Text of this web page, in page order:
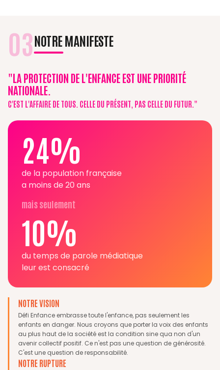
03NOTRE MANIFESTE
"LA PROTECTION DE L'ENFANCE EST UNE PRIORITÉ
NATIONALE.
C'EST L'AFFAIRE DE TOUS. CELLE DU PRÉSENT, PAS CELLE DU FUTUR."
24%
de la population française
a moins de 20 ans
mais seulement
10%
du temps de parole médiatique
leur est consacré
NOTRE VISION
Défi Enfance embrasse toute l'enfance, pas seulement les
enfants en danger. Nous croyons que porter la voix des enfants
au plus haut de la société est la condition sine qua non d'un
avenir collectif positif. Ce n'est pas une question de générosité.
C'est une question de responsabilité.
NOTRE RUPTURE